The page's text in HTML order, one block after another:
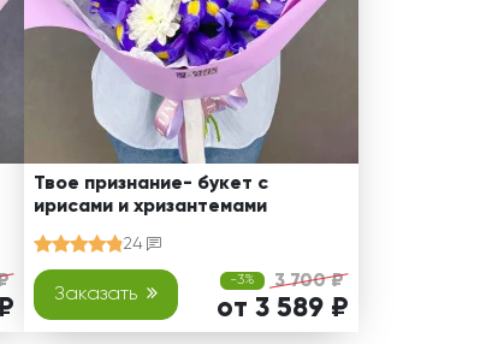
Твое признание- букет с
ирисами и хризантемами
24
Заказать
-3% 3 700 ₽
от 3 589 ₽